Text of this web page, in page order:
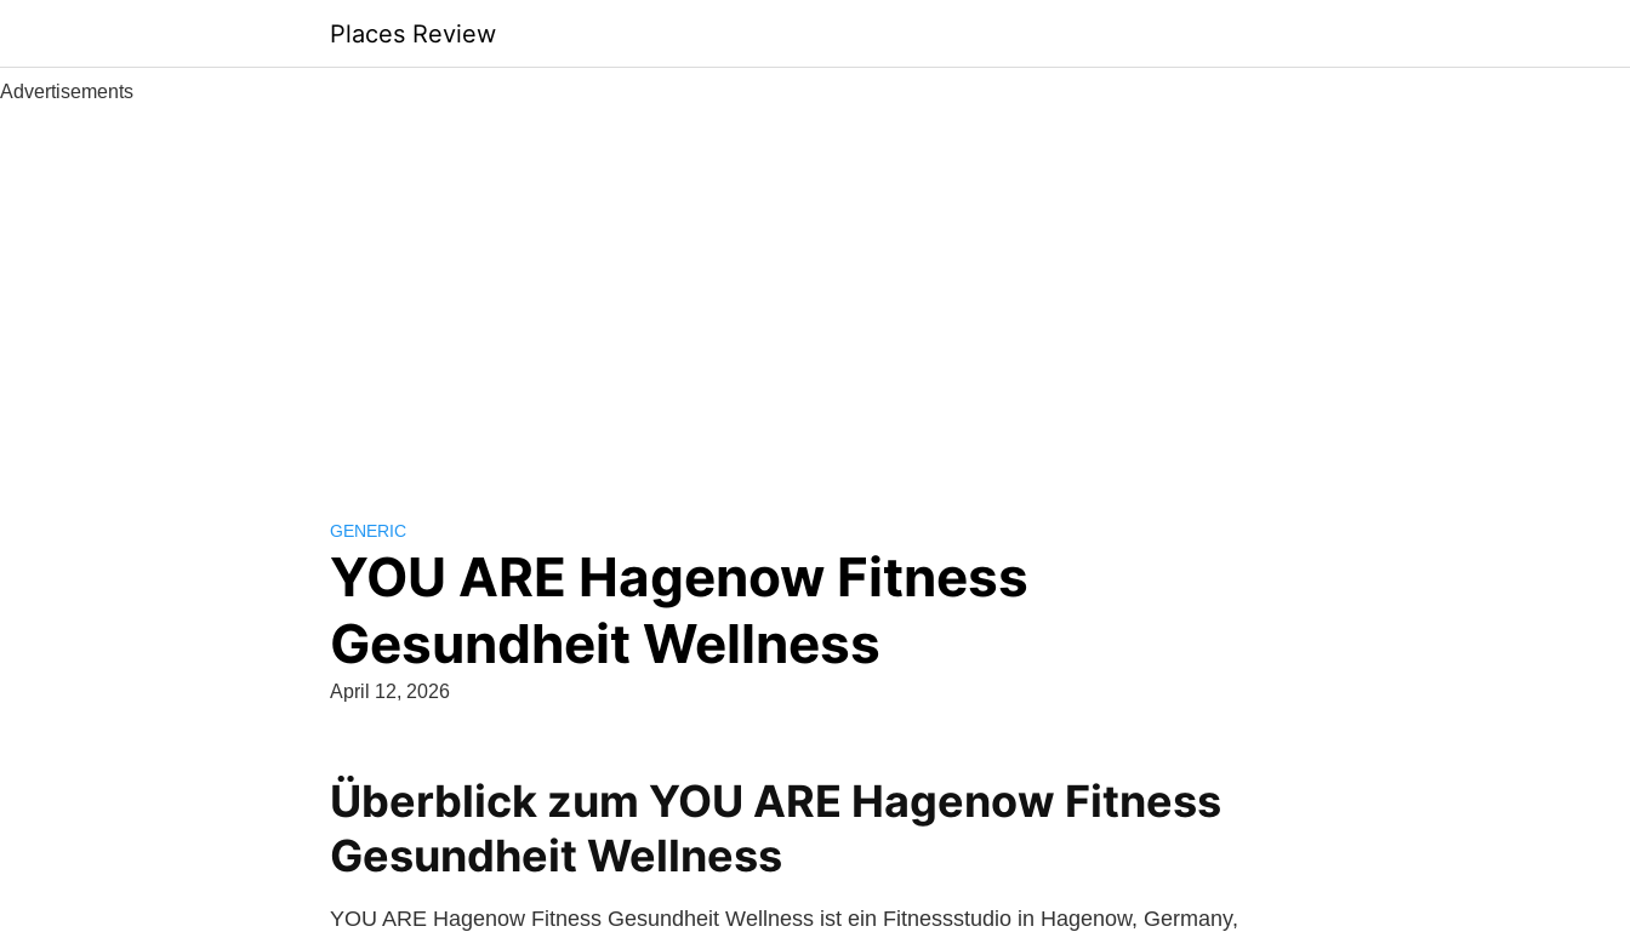
content
Places Review
Advertisements
GENERIC
YOU ARE Hagenow Fitness
Gesundheit Wellness
April 12, 2026
Überblick zum YOU ARE Hagenow Fitness
Gesundheit Wellness
YOU ARE Hagenow Fitness Gesundheit Wellness ist ein Fitnessstudio in Hagenow, Germany,